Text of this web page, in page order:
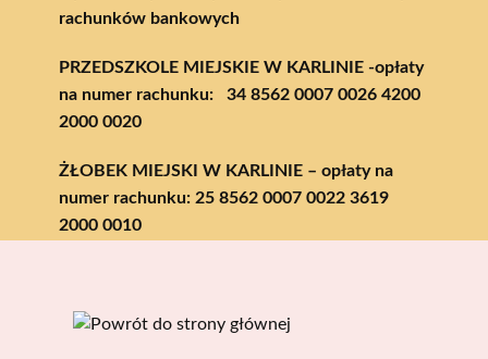
rachunków bankowych
PRZEDSZKOLE MIEJSKIE W KARLINIE -opłaty
na numer rachunku: 34 8562 0007 0026 4200
2000 0020
ŻŁOBEK MIEJSKI W KARLINIE – opłaty na
numer rachunku: 25 8562 0007 0022 3619
2000 0010